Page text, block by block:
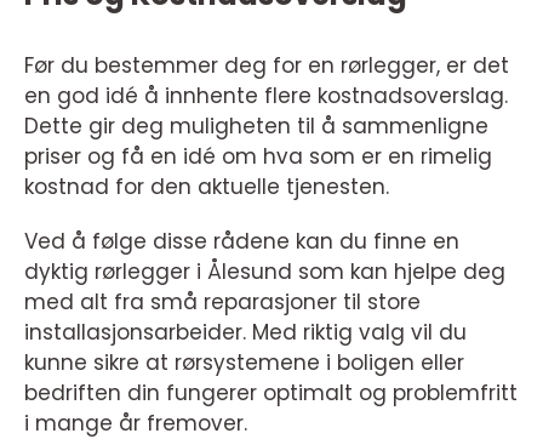
Før du bestemmer deg for en rørlegger, er det
en god idé å innhente flere kostnadsoverslag.
Dette gir deg muligheten til å sammenligne
priser og få en idé om hva som er en rimelig
kostnad for den aktuelle tjenesten.
Ved å følge disse rådene kan du finne en
dyktig rørlegger i Ålesund som kan hjelpe deg
med alt fra små reparasjoner til store
installasjonsarbeider. Med riktig valg vil du
kunne sikre at rørsystemene i boligen eller
bedriften din fungerer optimalt og problemfritt
i mange år fremover.